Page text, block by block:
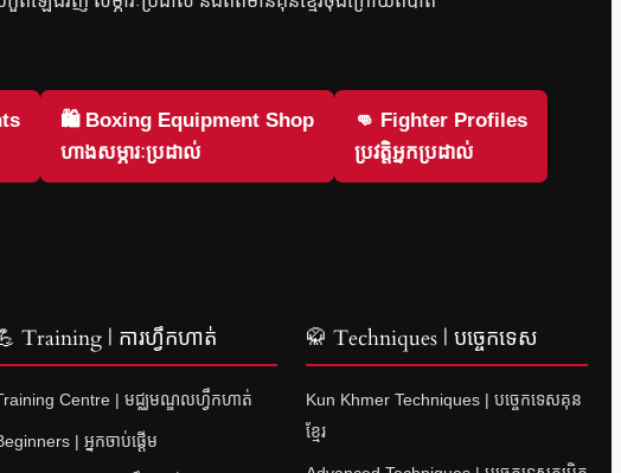
🛍 Boxing Equipment Shop
ហាងសម្ភារៈប្រដាល់
👊 Fighter Profiles
ប្រវត្តិអ្នកប្រដាល់
Training | ការហ្វឹកហាត់
Centre | មជ្ឈមណ្ឌលហ្វឹកហាត់
| អ្នកចាប់ផ្តើម
🥋 Techniques | បច្ចេកទេស
Kun Khmer Techniques | បច្ចេកទេសគុន
ខ្មែរ